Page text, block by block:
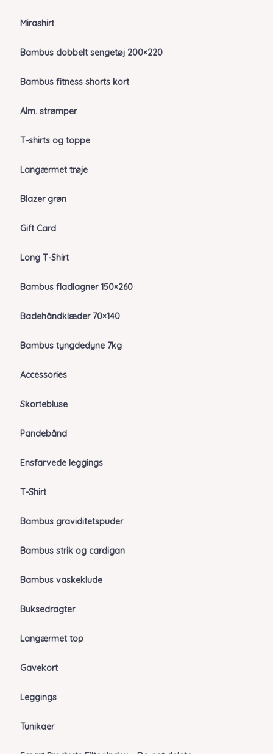
Mirashirt
Bambus dobbelt sengetøj 200×220
Bambus fitness shorts kort
Alm. strømper
T-shirts og toppe
Langærmet trøje
Blazer grøn
Gift Card
Long T-Shirt
Bambus fladlagner 150×260
Badehåndklæder 70×140
Bambus tyngdedyne 7kg
Accessories
Skortebluse
Pandebånd
Ensfarvede leggings
T-Shirt
Bambus graviditetspuder
Bambus strik og cardigan
Bambus vaskeklude
Buksedragter
Langærmet top
Gavekort
Leggings
Tunikaer